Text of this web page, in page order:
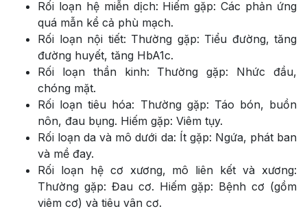
Rối loạn hệ miễn dịch: Hiếm gặp: Các phản ứng
quá mẫn kể cả phù mạch.
Rối loạn nội tiết: Thường gặp: Tiểu đường, tăng
đường huyết, tăng HbA1c.
Rối loạn thần kinh: Thường gặp: Nhức đầu,
chóng mặt.
Rối loạn tiêu hóa: Thường gặp: Táo bón, buồn
nôn, đau bụng. Hiếm gặp: Viêm tụy.
Rối loạn da và mô dưới da: Ít gặp: Ngứa, phát ban
và mề đay.
Rối loạn hệ cơ xương, mô liên kết và xương:
Thường gặp: Đau cơ. Hiếm gặp: Bệnh cơ (gồm
viêm cơ) và tiêu vân cơ.